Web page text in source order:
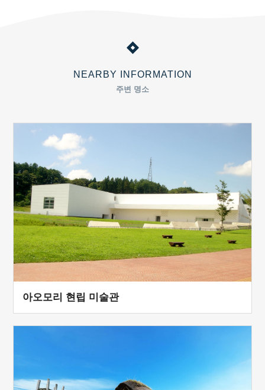
NEARBY INFORMATION
주변 명소
아오모리 현립 미술관